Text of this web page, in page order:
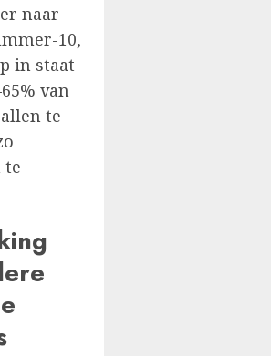
naar
10,
in staat
van
te
te